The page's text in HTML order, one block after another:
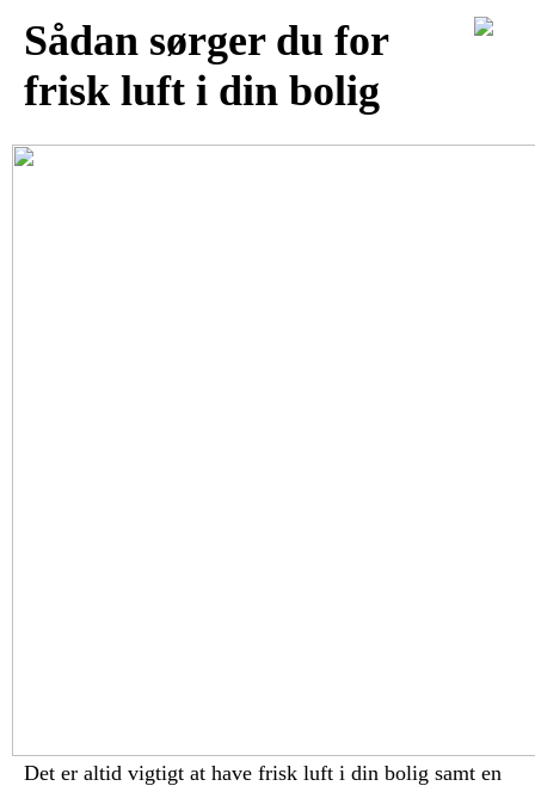
Sådan sørger du for
frisk luft i din bolig
Det er altid vigtigt at have frisk luft i din bolig samt en